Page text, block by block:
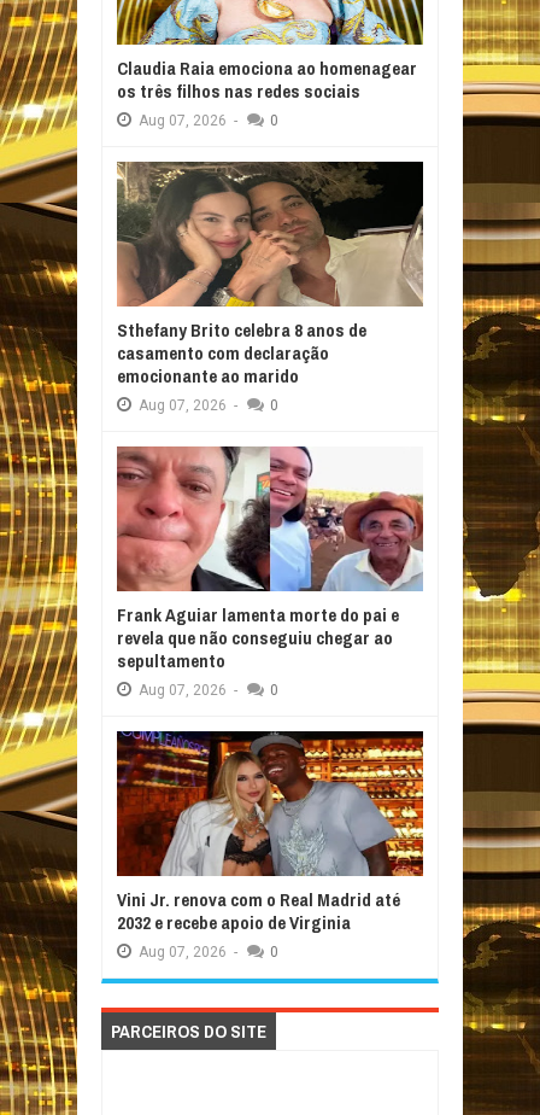
Claudia Raia emociona ao homenagear
os três filhos nas redes sociais
Aug 07, 2026 - 0
Sthefany Brito celebra 8 anos de
casamento com declaração
emocionante ao marido
Aug 07, 2026 - 0
Frank Aguiar lamenta morte do pai e
revela que não conseguiu chegar ao
sepultamento
Aug 07, 2026 - 0
Vini Jr. renova com o Real Madrid até
2032 e recebe apoio de Virginia
Aug 07, 2026 - 0
PARCEIROS DO SITE